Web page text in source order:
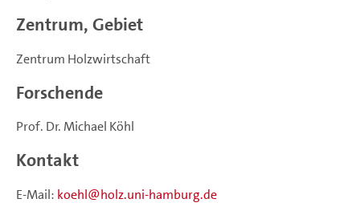
Zentrum, Gebiet
Zentrum Holzwirtschaft
Forschende
Prof. Dr. Michael Köhl
Kontakt
E-Mail: koehl holz.uni-hamburg.de